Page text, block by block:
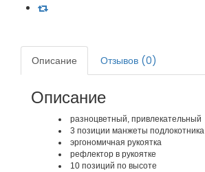
Описание Отзывов (0)
Описание
разноцветный, привлекательный
3 позиции манжеты подлокотника
эргономичная рукоятка
рефлектор в рукоятке
10 позиций по высоте